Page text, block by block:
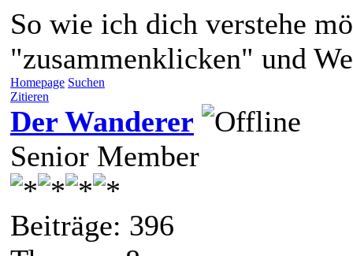
So wie ich dich verstehe
"zusammenklicken" und
Homepage Suchen
Zitieren
Der Wanderer
Senior Member
Beiträge: 396